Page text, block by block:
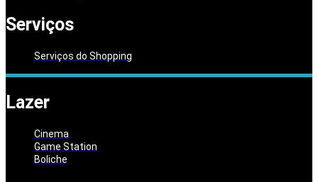
Serviços
Serviços do Shopping
Lazer
Cinema
Game Station
Boliche